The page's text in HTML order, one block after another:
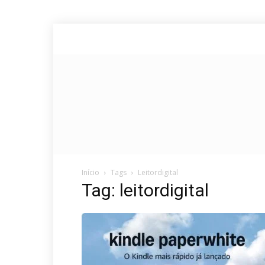
Início Tags Leitordigital
Tag: leitordigital